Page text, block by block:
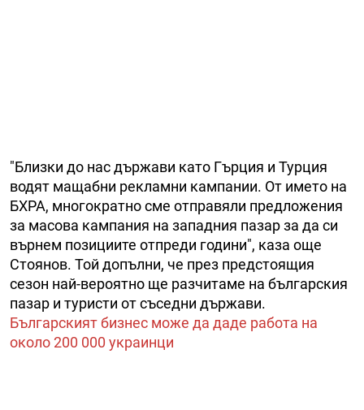
"Близки до нас държави като Гърция и Турция
водят мащабни рекламни кампании. От името на
БХРА, многократно сме отправяли предложения
за масова кампания на западния пазар за да си
върнем позициите отпреди години", каза още
Стоянов. Той допълни, че през предстоящия
сезон най-вероятно ще разчитаме на българския
пазар и туристи от съседни държави.
Българският бизнес може да даде работа на
около 200 000 украинци